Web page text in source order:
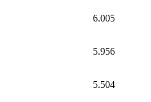
6.005
5.956
5.504